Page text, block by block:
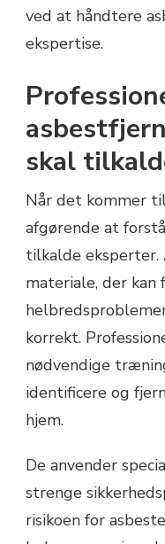
ved at håndtere
ekspertise.
skal
Når det kommer
afgørende at
tilkalde
materiale, der kan
korrekt.
nødvendige
identificere og
hjem.
De anvender
strenge
risikoen for